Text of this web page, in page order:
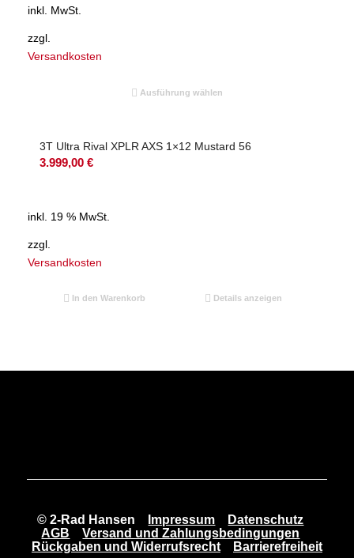
inkl. MwSt.
zzgl.
Versandkosten
Ausführung wählen
3T Ultra Rival XPLR AXS 1×12 Mustard 56
3.999,00 €
inkl. 19 % MwSt.
zzgl.
Versandkosten
In den Warenkorb Details anzeigen
© 2-Rad Hansen Impressum
Datenschutz
AGB
Versand und Zahlungsbedingungen
Rückgaben und Widerrufsrecht
Barrierefreiheit